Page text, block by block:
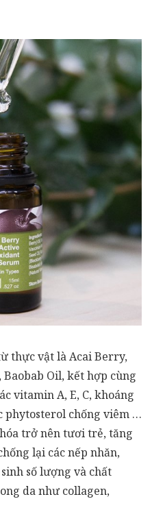
thực vật là Acai Berry,
Oil, kết hợp cùng
vitamin A, E, C, khoáng
phytosterol chống viêm …
trở nên tươi trẻ, tăng
lại các nếp nhăn,
số lượng và chất
da như collagen,